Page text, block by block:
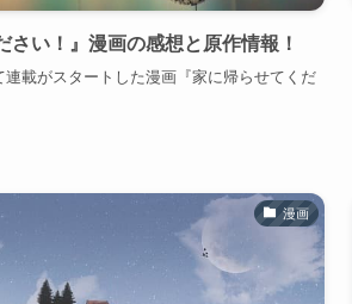
さい！』漫画の感想と原作情報！
連載がスタートした漫画『家に帰らせてくだ
漫画